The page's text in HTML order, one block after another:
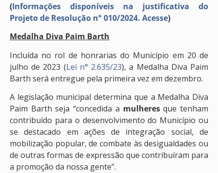
(Informações disponíveis na justificativa do
Projeto de Resolução n° 010/2024. Acesse)
Medalha Diva Paim Barth
Incluída no rol de honrarias do Município em 20 de
julho de 2023 (Lei n° 2.635/23), a Medalha Diva Paim
Barth será entregue pela primeira vez em dezembro.
A legislação municipal determina que a Medalha Diva
Paim Barth seja “concedida a mulheresque tenham
contribuído para o desenvolvimento do Município ou
se destacado em ações de integração social, de
mobilização popular, de combate às desigualdades ou
de outras formas de expressão que contribuíram para
a promoção da nossa gente”.